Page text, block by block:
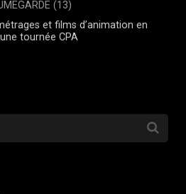
(13)
et films d’animation en
tournée CPA